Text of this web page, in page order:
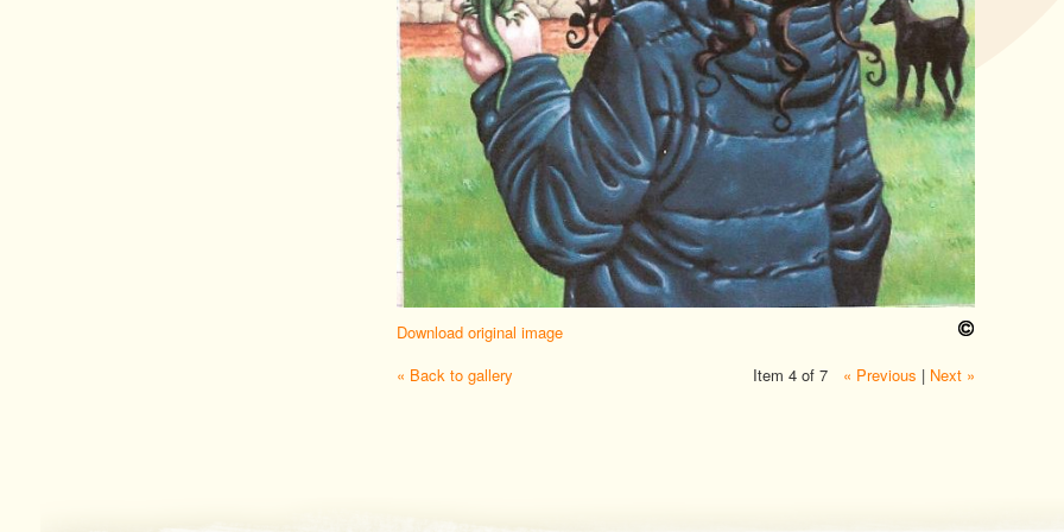
Download original image
« Back to gallery
Item 4 of 7 « Previous | Next »